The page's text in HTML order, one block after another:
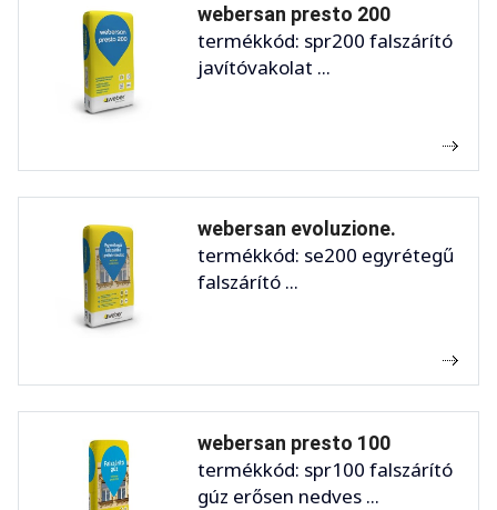
webersan presto 200
termékkód: spr200 falszárító
javítóvakolat ...
webersan evoluzione.
termékkód: se200 egyrétegű
falszárító ...
webersan presto 100
termékkód: spr100 falszárító
gúz erősen nedves ...